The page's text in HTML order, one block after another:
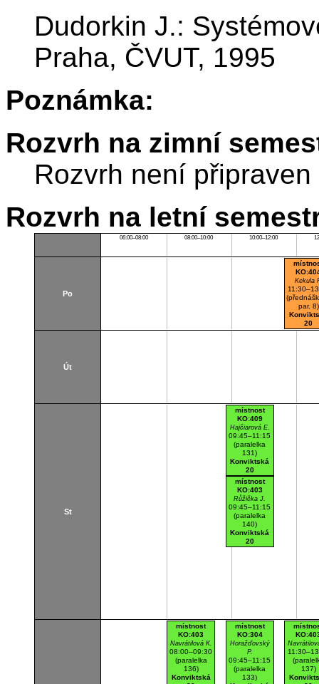
Dudorkin J.:
Praha, ČVUT, 1995
Poznámka:
Rozvrh na zimní
Rozvrh není připraven
Rozvrh na letní
06:00–08:00 08:00–10:00 10:00–12:00
Po
Kekula
par. 8)
20
K404
Út
St
místnost
KO:409
Hajčiarová E.
09:45–11:15
(paralelka
131)
Konviktská
20
K409
Posluchárna
místnost
KO:403
Růžička J.
09:45–11:15
(paralelka
140)
Konviktská
20
místnost
KO:403
Navrátilová K.
08:00–09:30
(paralelka
136)
Konviktská
místnost
KO:304
Horažďovský
P.
09:45–11:15
(paralelka
133)
137)